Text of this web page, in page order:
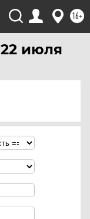
16+
июля